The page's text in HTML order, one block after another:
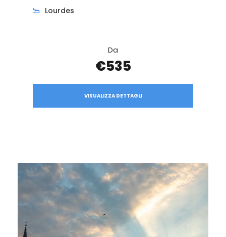
Lourdes
Da
€535
VISUALIZZA DETTAGLI